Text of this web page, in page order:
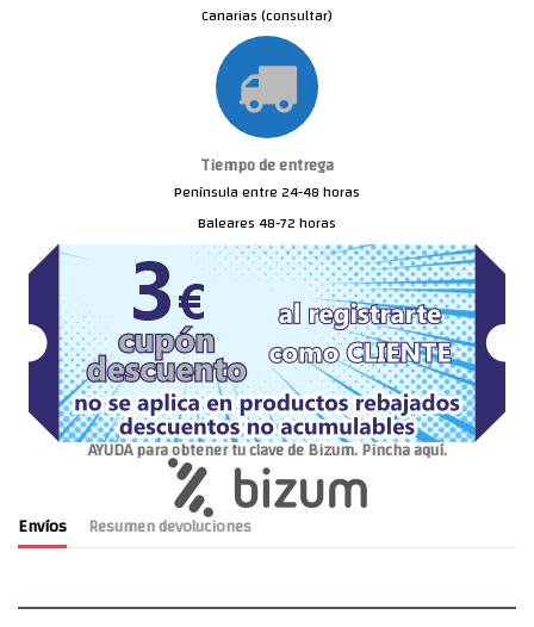
Canarias (consultar)
Tiempo de entrega
Península entre 24-48 horas
Baleares 48-72 horas
AYUDA para obtener tu clave de Bizum. Pincha aquí.
Envíos Resumen devoluciones